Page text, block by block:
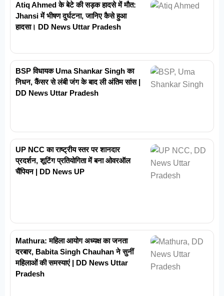
Atiq Ahmed के बेटे की सड़क हादसे में मौत:
Jhansi में भीषण दुर्घटना, जानिए कैसे हुआ
हादसा। DD News Uttar Pradesh
BSP विधायक Uma Shankar Singh का
निधन, कैंसर से लंबी जंग के बाद ली अंतिम सांस |
DD News Uttar Pradesh
UP NCC का राष्ट्रीय स्तर पर शानदार
प्रदर्शन, शूटिंग प्रतियोगिता में बना ओवरऑल
चैंपियन | DD News UP
Mathura: महिला आयोग अध्यक्ष का जनता
दरबार, Babita Singh Chauhan ने सुनीं
महिलाओं की समस्याएं | DD News Uttar
Pradesh